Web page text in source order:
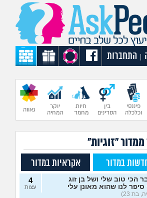
התחברות
פיננסי
וכלכלה
בין
הסדינים
חיות
מחמד
יוקר
המחיה
גאווה
ממדור "זוגיות"
במדור אקראיות במדור
הכי טוב שלי ושל בן זוג
סיפר לנו שהוא מאונן עלי
בת 23)
4
עצות